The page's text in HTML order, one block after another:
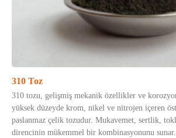
310 Toz
310 tozu, gelişmiş mekanik özellikler ve
yüksek düzeyde krom, nikel ve nitrojen içeren
paslanmaz çelik tozudur. Mukavemet, sertlik,
direncinin mükemmel bir kombinasyonunu sunar.